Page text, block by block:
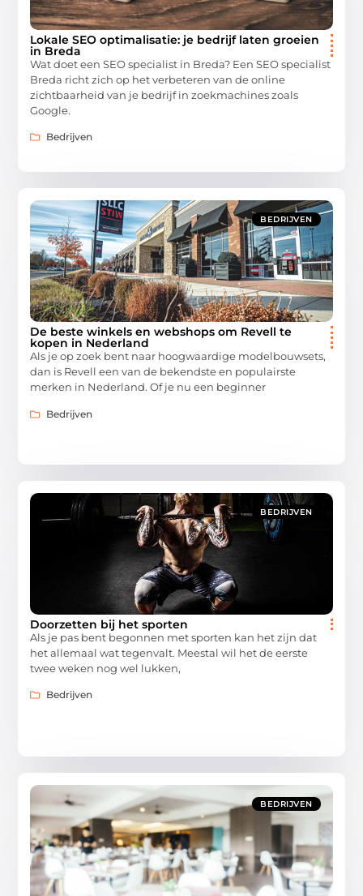
Lokale SEO optimalisatie: je bedrijf laten groeien
in Breda
Wat doet een SEO specialist in Breda? Een SEO specialist
Breda richt zich op het verbeteren van de online
zichtbaarheid van je bedrijf in zoekmachines zoals
Google.
Bedrijven
BEDRIJVEN
De beste winkels en webshops om Revell te
kopen in Nederland
Als je op zoek bent naar hoogwaardige modelbouwsets,
dan is Revell een van de bekendste en populairste
merken in Nederland. Of je nu een beginner
Bedrijven
BEDRIJVEN
Doorzetten bij het sporten
Als je pas bent begonnen met sporten kan het zijn dat
het allemaal wat tegenvalt. Meestal wil het de eerste
twee weken nog wel lukken,
Bedrijven
BEDRIJVEN